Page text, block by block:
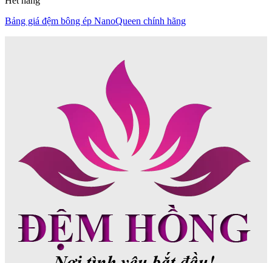
Bảng giá đệm bông ép NanoQueen chính hãng